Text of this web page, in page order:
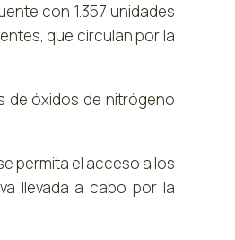
con 1.357 unidades
que circulan por la
de óxidos de nitrógeno
permita el acceso a los
llevada a cabo por la